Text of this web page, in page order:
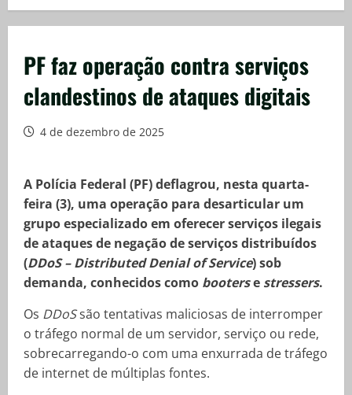
PF faz operação contra serviços
clandestinos de ataques digitais
4 de dezembro de 2025
A Polícia Federal (PF) deflagrou, nesta quarta-
feira (3), uma operação para desarticular um
grupo especializado em oferecer serviços ilegais
de ataques de negação de serviços distribuídos
(DDoS – Distributed Denial of Service) sob
demanda, conhecidos como booterse stressers.
Os DDoSsão tentativas maliciosas de interromper
o tráfego normal de um servidor, serviço ou rede,
sobrecarregando-o com uma enxurrada de tráfego
de internet de múltiplas fontes.